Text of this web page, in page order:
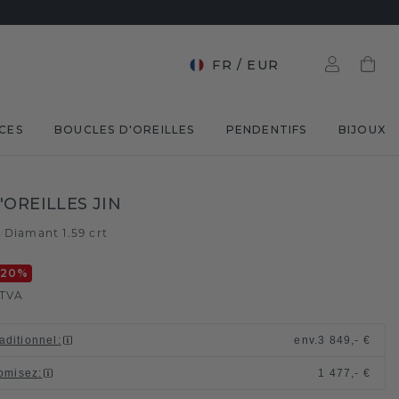
FR / EUR
BOUCLES D'OREILLES PENDENTIFS BIJOUX
JIN
Diamant 1.59 crt
%
: env.3 849,- €
: 1 477,- €